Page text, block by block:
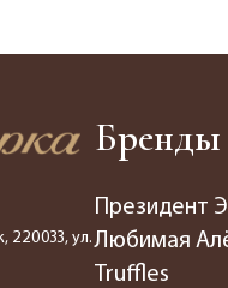
220033, ул.
Бренды
Президент
Любимая
Truffles